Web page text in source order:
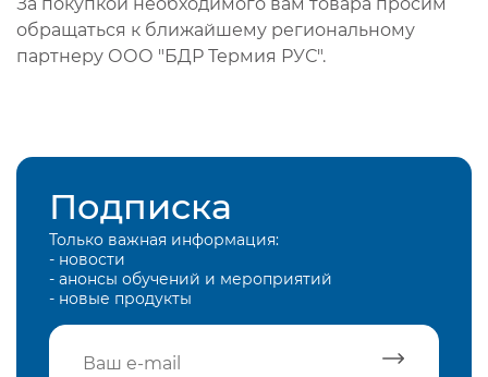
обращаться к ближайшему региональному
партнеру ООО "БДР Термия РУС".
Подписка
Только важная информация:
- новости
- анонсы обучений и мероприятий
- новые продукты